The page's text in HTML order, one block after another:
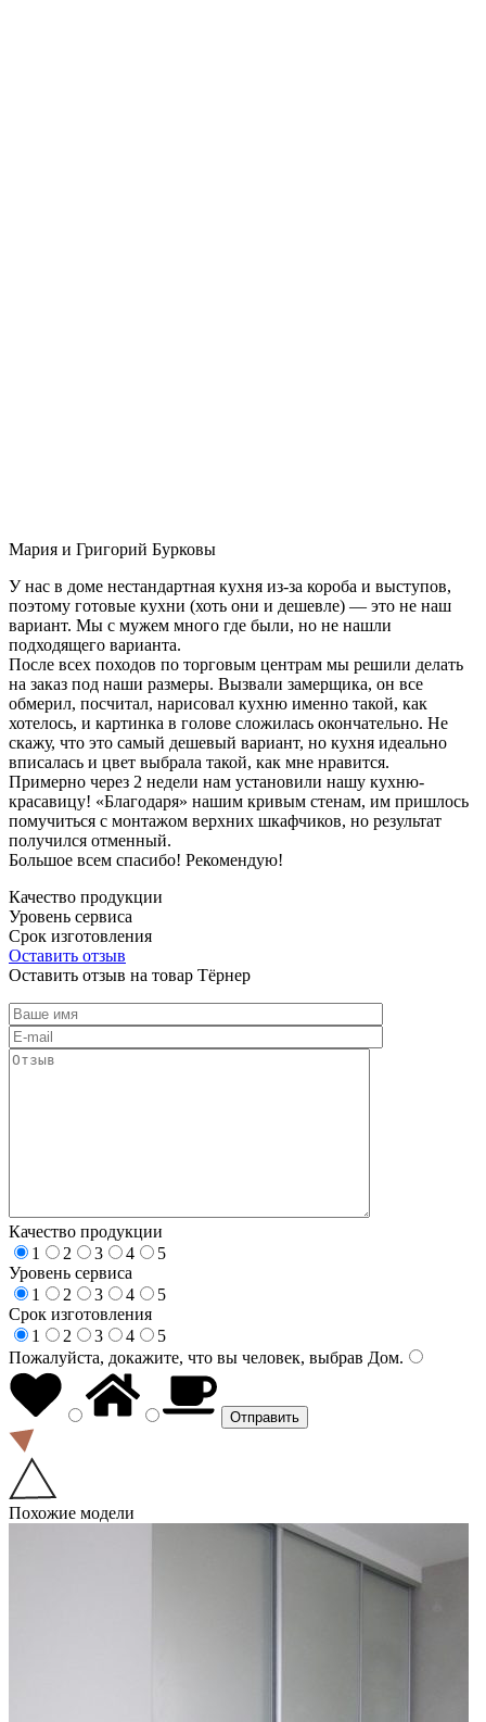
Мария и Григорий Бурковы
У нас в доме нестандартная кухня из-за короба и выступов,
поэтому готовые кухни (хоть они и дешевле) — это не наш
вариант. Мы с мужем много где были, но не нашли
подходящего варианта.
После всех походов по торговым центрам мы решили делать
на заказ под наши размеры. Вызвали замерщика, он все
обмерил, посчитал, нарисовал кухню именно такой, как
хотелось, и картинка в голове сложилась окончательно. Не
скажу, что это самый дешевый вариант, но кухня идеально
вписалась и цвет выбрала такой, как мне нравится.
Примерно через 2 недели нам установили нашу кухню-
красавицу! «Благодаря» нашим кривым стенам, им пришлось
помучиться с монтажом верхних шкафчиков, но результат
получился отменный.
Большое всем спасибо! Рекомендую!
Качество продукции
Уровень сервиса
Срок изготовления
Оставить отзыв
Оставить отзыв на товар Тёрнер
Качество продукции
1
2 3 4
5
Уровень сервиса
1
2 3 4
5
Срок изготовления
1
2 3 4
5
Пожалуйста, докажите, что вы человек, выбрав Дом.
Похожие модели